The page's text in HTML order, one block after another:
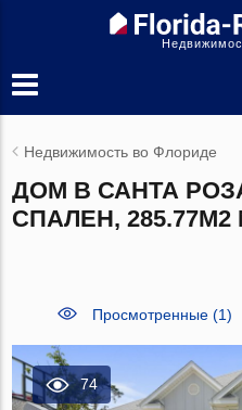
Недвижимость во Флориде
ДОМ В САНТА
СПАЛЕН, 285.77М2
Просмотренные (1)
74